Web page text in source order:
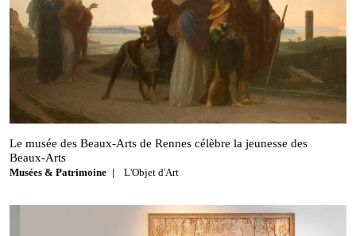
Le musée des Beaux‑Arts de Rennes célèbre la jeunesse des
Beaux‑Arts
Musées & Patrimoine L'Objet d'Art